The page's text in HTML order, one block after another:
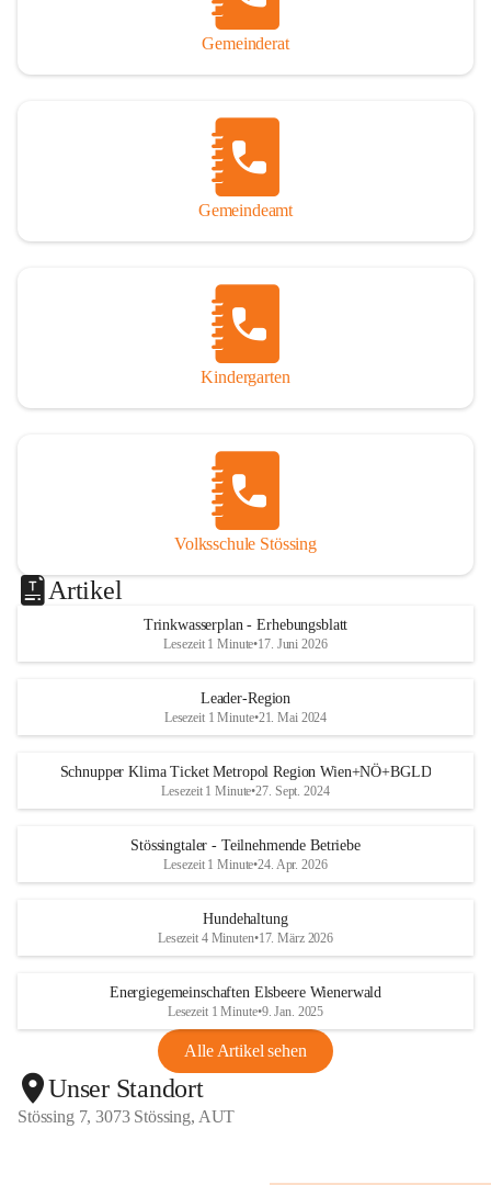
Gemeinderat
Gemeindeamt
Kindergarten
Volksschule Stössing
Artikel
Trinkwasserplan - Erhebungsblatt
Lesezeit 1 Minute•17. Juni 2026
Leader-Region
Lesezeit 1 Minute•21. Mai 2024
Schnupper Klima Ticket Metropol Region Wien+NÖ+BGLD
Lesezeit 1 Minute•27. Sept. 2024
Stössingtaler - Teilnehmende Betriebe
Lesezeit 1 Minute•24. Apr. 2026
Hundehaltung
Lesezeit 4 Minuten•17. März 2026
Energiegemeinschaften Elsbeere Wienerwald
Lesezeit 1 Minute•9. Jan. 2025
Alle Artikel sehen
Unser Standort
Stössing 7, 3073 Stössing, AUT